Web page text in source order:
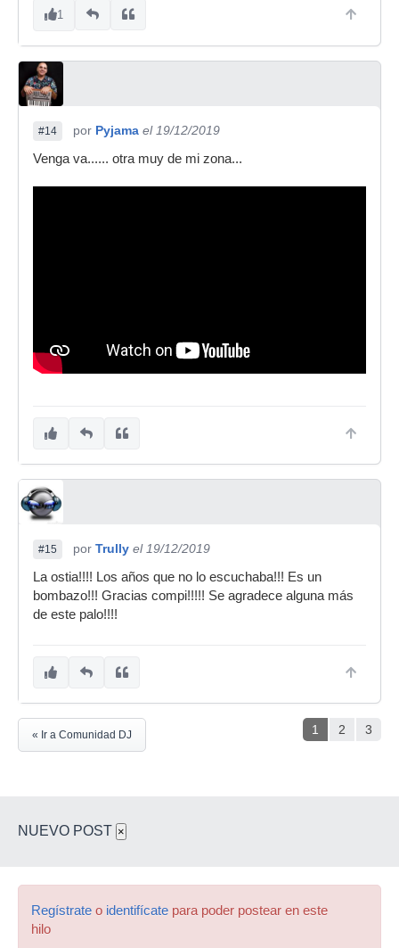
1
#14 por Pyjama el 19/12/2019
Venga va...... otra muy de mi zona...
#15 por Trully el 19/12/2019
La ostia!!!! Los años que no lo escuchaba!!! Es un
bombazo!!! Gracias compi!!!!! Se agradece alguna más
de este palo!!!!
1 2 3
« Ir a Comunidad DJ
NUEVO POST ×
Regístrate o identifícate para poder postear en este
hilo